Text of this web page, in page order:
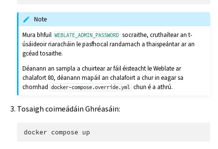
Note
Mura bhfuil WEBLATE_ADMIN_PASSWORD socraithe, cruthaítear an t-
úsáideoir riaracháin le pasfhocal randamach a thaispeántar ar an
gcéad tosaithe.
Déanann an sampla a chuirtear ar fáil éisteacht le Weblate ar
chalafort 80, déanann mapáil an chalafoirt a chur in eagar sa
chomhad docker-compose.override.yml chun é a athrú.
Tosaigh coimeádáin Ghréasáin:
docker compose